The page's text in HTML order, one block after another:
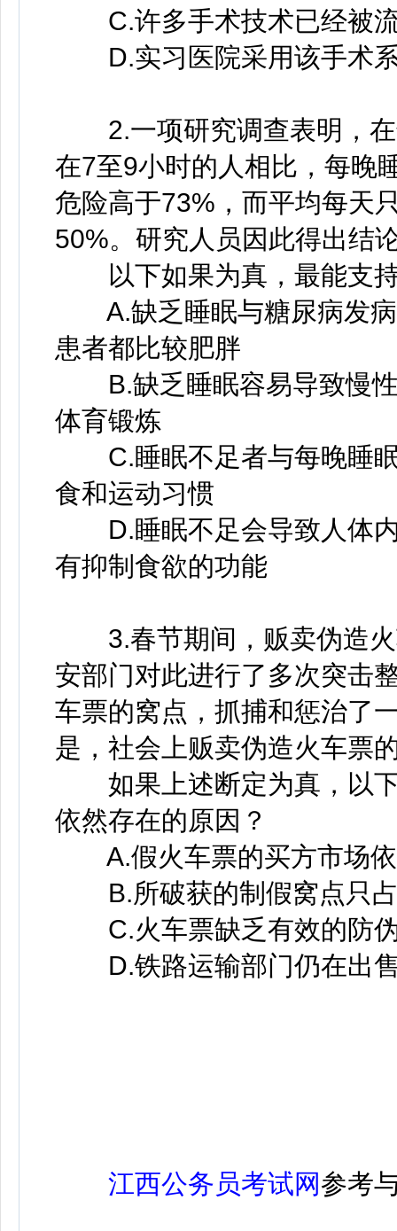
C.许多手术技术已经被流
D.实习医院采用该手术系
2.一项研究调查表明，在
在7至9小时的人相比，每晚
危险高于73%，而平均每天
50%。研究人员因此得出结
以下如果为真，最能支
A.缺乏睡眠与糖尿病发病
患者都比较肥胖
B.缺乏睡眠容易导致慢性
体育锻炼
C.睡眠不足者与每晚睡眠
食和运动习惯
D.睡眠不足会导致人体内
有抑制食欲的功能
3.春节期间，贩卖伪造火
安部门对此进行了多次突击
车票的窝点，抓捕和惩治了
是，社会上贩卖伪造火车票
如果上述断定为真，以下
依然存在的原因？
A.假火车票的买方市场依
B.所破获的制假窝点只占
C.火车票缺乏有效的防
D.铁路运输部门仍在出
江西公务员考试网参考